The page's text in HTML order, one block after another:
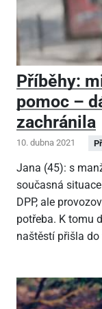
Příběhy:
pomoc –
zachránila
10. dubna 2021
Jana (45): s
současná
DPP, ale
potřeba. K tomu
naštěstí přišla do